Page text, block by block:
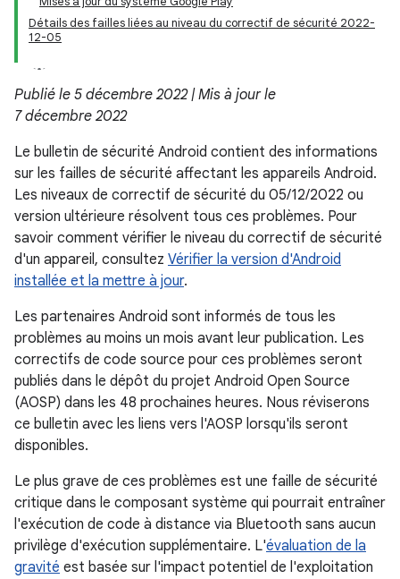
Détails des failles liées au niveau du correctif de sécurité 2022-
12-05
Publié le 5 décembre 2022 | Mis à jour le
7 décembre 2022
Le bulletin de sécurité Android contient des informations
sur les failles de sécurité affectant les appareils Android.
Les niveaux de correctif de sécurité du 05/12/2022 ou
version ultérieure résolvent tous ces problèmes. Pour
savoir comment vérifier le niveau du correctif de sécurité
d'un appareil, consultez Vérifier la version d'Android
installée et la mettre à jour.
Les partenaires Android sont informés de tous les
problèmes au moins un mois avant leur publication. Les
correctifs de code source pour ces problèmes seront
publiés dans le dépôt du projet Android Open Source
(AOSP) dans les 48 prochaines heures. Nous réviserons
ce bulletin avec les liens vers l'AOSP lorsqu'ils seront
disponibles.
Le plus grave de ces problèmes est une faille de sécurité
critique dans le composant système qui pourrait entraîner
l'exécution de code à distance via Bluetooth sans aucun
privilège d'exécution supplémentaire. L'évaluation de la
gravité est basée sur l'impact potentiel de l'exploitation